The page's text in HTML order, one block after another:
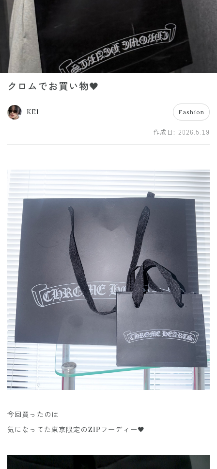
クロムでお買い物🖤
KEI Fashion
作成日: 2026.5.19
今回買ったのは
気になってた東京限定のZIPフーディー🖤